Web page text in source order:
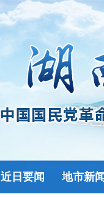
近日要闻 地市新